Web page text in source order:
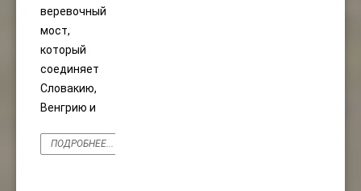
веревочный
мост,
который
соединяет
Словакию,
Венгрию и
ПОДРОБНЕЕ...